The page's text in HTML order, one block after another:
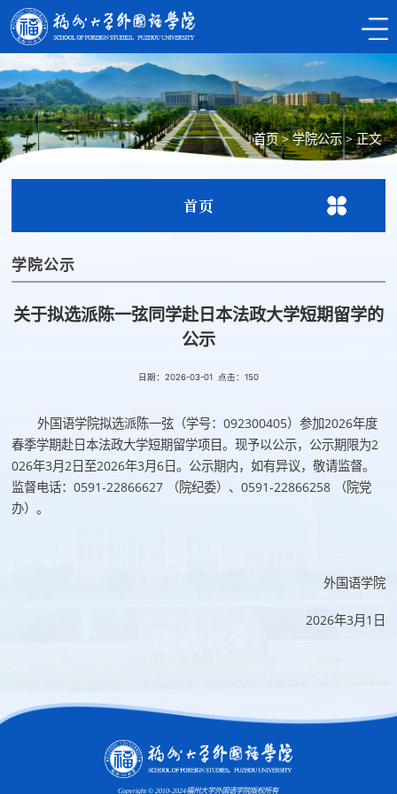
首页>学院公示>正文
首页
学院公示
关于拟选派陈一弦同学赴日本法政大学短期留学的
公示
日期：2026-03-01 点击： 150
外国语学院拟选派陈一弦（学号：092300405）参加2026年度
春季学期赴日本法政大学短期留学项目。现予以公示，公示期限为2
026年3月2日至2026年3月6日。公示期内，如有异议，敬请监督。
监督电话：0591-22866627 （院纪委）、0591-22866258 （院党
办）。
外国语学院
2026年3月1日
Copyright © 2010-2024福州大学外国语学院版权所有